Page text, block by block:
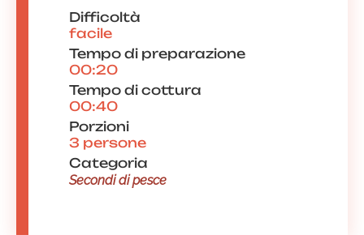
Difficoltà
facile
Tempo di preparazione
00:20
Tempo di cottura
00:40
Porzioni
3 persone
Categoria
Secondi di pesce